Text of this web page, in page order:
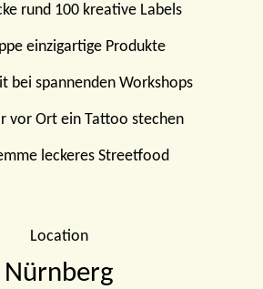
rund 100 kreative Labels
einzigartige Produkte
bei spannenden Workshops
vor Ort ein Tattoo stechen
leckeres Streetfood
Location
Nürnberg